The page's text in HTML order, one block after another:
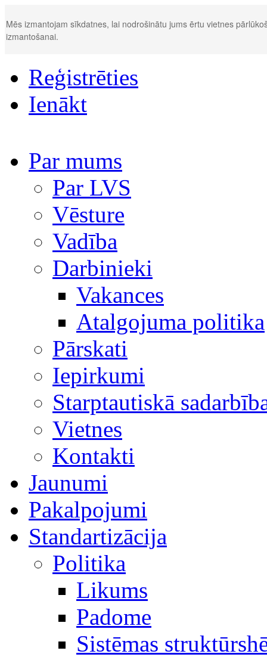
Mēs izmantojam sīkdatnes, lai nodrošinātu jums ērtu vietnes
izmantošanai.
Reģistrēties
Ienākt
Par mums
Par LVS
Vēsture
Vadība
Darbinieki
Vakances
Atalgojuma politika
Pārskati
Iepirkumi
Starptautiskā
Vietnes
Kontakti
Jaunumi
Pakalpojumi
Standartizācija
Politika
Likums
Padome
Sistēmas